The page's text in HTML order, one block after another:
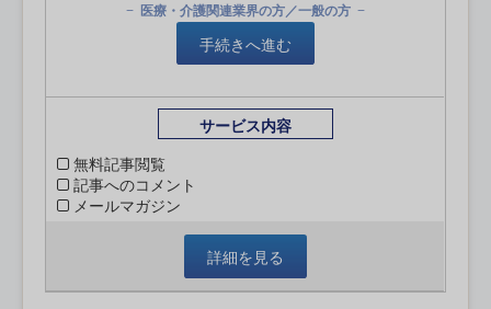
医療・介護関連業界の方／一般の方
手続きへ進む
サービス内容
無料記事閲覧
記事へのコメント
メールマガジン
詳細を見る